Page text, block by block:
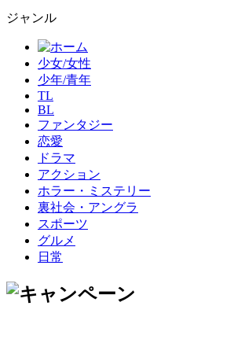
ジャンル
少女/女性
少年/青年
TL
BL
ファンタジー
恋愛
ドラマ
アクション
ホラー・ミステリー
裏社会・アングラ
スポーツ
グルメ
日常